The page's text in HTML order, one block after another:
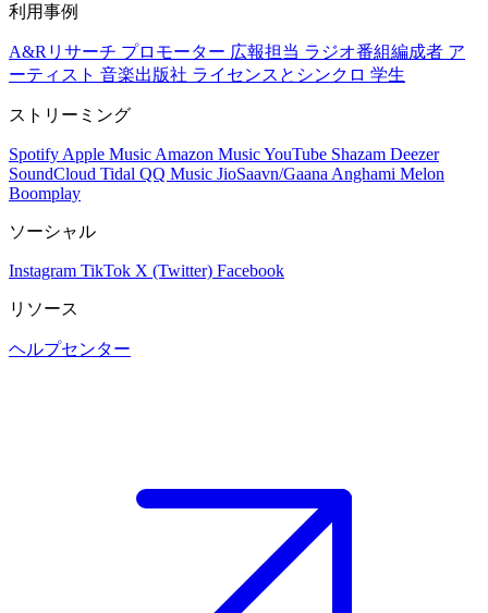
利用事例
A&Rリサーチ プロモーター 広報担当 ラジオ番組編成者 ア
ーティスト 音楽出版社 ライセンスとシンクロ 学生
ストリーミング
Spotify Apple Music Amazon MusicYouTube Shazam Deezer
SoundCloud Tidal QQ Music JioSaavn/Gaana Anghami Melon
Boomplay
ソーシャル
Instagram TikTok X (Twitter) Facebook
リソース
ヘルプセンター